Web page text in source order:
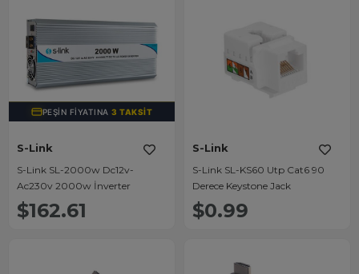
PEŞIN FIYATINA3 TAKSIT
S-Link
S-Link SL-2000w Dc12v-
Ac230v 2000w İnverter
$162.61
S-Link
S-Link SL-KS60 Utp Cat6 90
Derece Keystone Jack
$0.99